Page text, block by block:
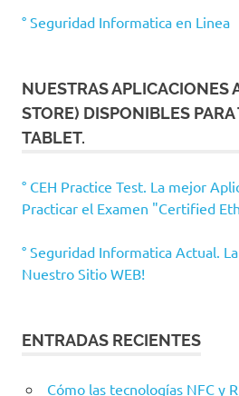
° Seguridad Informatica en Linea
NUESTRAS APLICACIONES
STORE) DISPONIBLES
TABLET.
° CEH Practice Test. La mejor
Practicar el Examen "Certified
° Seguridad Informatica Actual.
Nuestro Sitio WEB!
ENTRADAS RECIENTES
Cómo las tecnologías NFC y